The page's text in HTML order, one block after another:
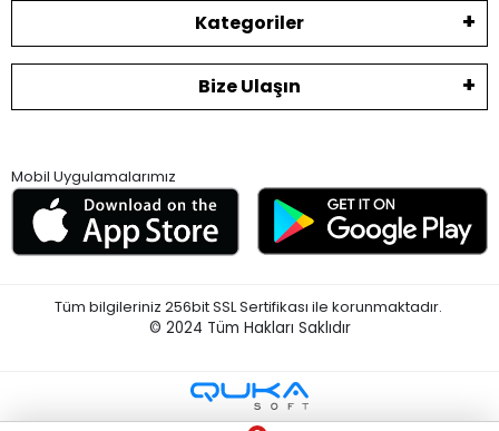
Kategoriler
Bize Ulaşın
Mobil Uygulamalarımız
Tüm bilgileriniz 256bit SSL Sertifikası ile korunmaktadır.
© 2024 Tüm Hakları Saklıdır